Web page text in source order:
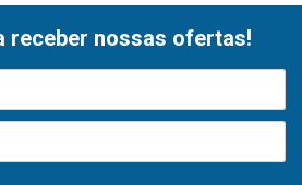
receber nossas ofertas!